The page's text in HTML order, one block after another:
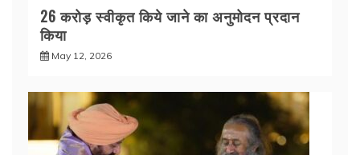
26 करोड़ स्वीकृत किये जाने का अनुमोदन प्रदान
किया
May 12, 2026